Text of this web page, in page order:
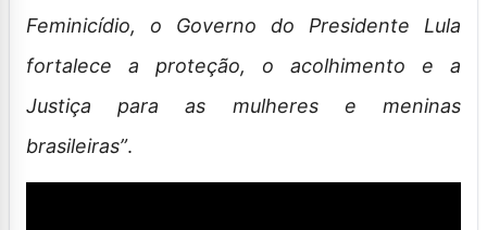
Feminicídio, o Governo do Presidente Lula
fortalece a proteção, o acolhimento e a
Justiça para as mulheres e meninas
brasileiras”.